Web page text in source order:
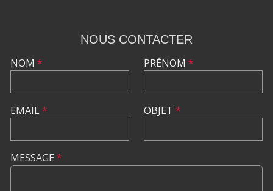
NOUS CONTACTER
NOM *
EMAIL*
PRÉNOM *
OBJET *
MESSAGE *